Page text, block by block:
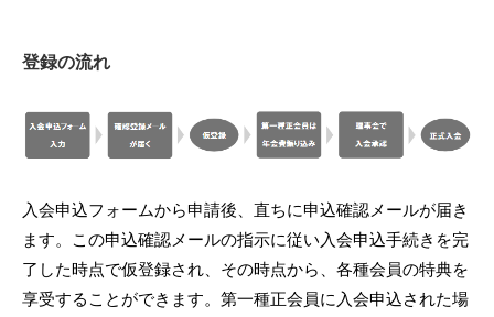
登録の流れ
入会申込フォームから申請後、直ちに申込確認メールが届き
ます。この申込確認メールの指示に従い入会申込手続きを完
了した時点で仮登録され、その時点から、各種会員の特典を
享受することができます。第一種正会員に入会申込された場